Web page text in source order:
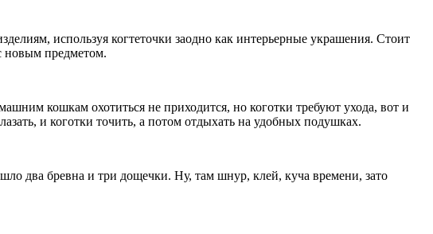
используя когтеточки заодно как интерьерные украшения. Стоит
новым предметом.
кошкам охотиться не приходится, но коготки требуют ухода, вот и
и коготки точить, а потом отдыхать на удобных подушках.
два бревна и три дощечки. Ну, там шнур, клей, куча времени, зато